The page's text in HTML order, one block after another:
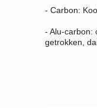
- Carbon:
- Alu-carbon:
getrokken,